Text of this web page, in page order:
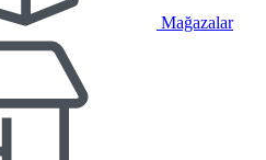
Mağazalar